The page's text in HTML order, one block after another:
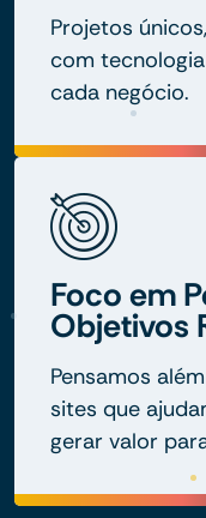
Projetos
com
cada negócio.
Foco em
Objetivos
Pensamos
sites que
gerar valor